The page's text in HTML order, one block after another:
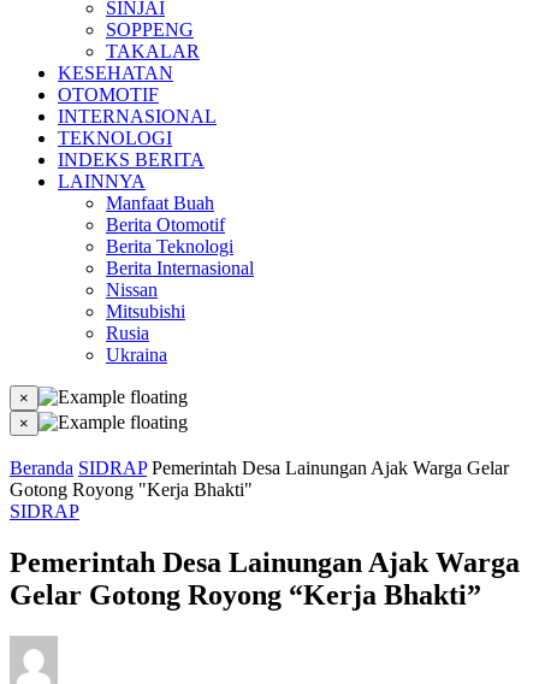
SINJAI
SOPPENG
TAKALAR
KESEHATAN
OTOMOTIF
INTERNASIONAL
TEKNOLOGI
INDEKS BERITA
LAINNYA
Manfaat Buah
Berita Otomotif
Berita Teknologi
Berita Internasional
Nissan
Mitsubishi
Rusia
Ukraina
×
×
Beranda SIDRAP Pemerintah Desa Lainungan Ajak Warga Gelar
Gotong Royong "Kerja Bhakti"
SIDRAP
Pemerintah Desa Lainungan Ajak Warga
Gelar Gotong Royong “Kerja Bhakti”